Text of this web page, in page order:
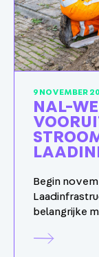
9 NOVEMBER
NAL-
Begin
belangrijke